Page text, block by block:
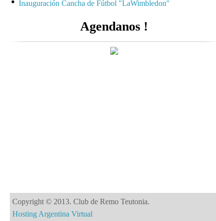
Inauguración Cancha de Fútbol "LaWimbledon"
Agendanos !
Copyright © 2013. Club de Remo Teutonia.
Hosting Argentina Virtual